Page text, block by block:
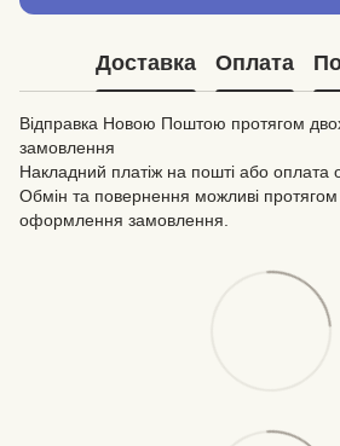
Доставка Оплата
Відправка Новою Поштою протягом
замовлення
Накладний платіж на пошті або оплата
Обмін та повернення можливі
оформлення замовлення.